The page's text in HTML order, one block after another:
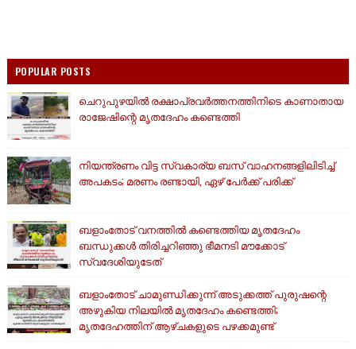
POPULAR POSTS
ചെറുപുഴയിൽ രക്ഷാപ്രവർത്തനത്തിനിടെ കാണാതായ
രാജേഷിന്റെ മൃതദേഹം കണ്ടെത്തി
നിയന്ത്രണം വിട്ട സ്വകാര്യ ബസ് വാഹനങ്ങളിലിടിച്ച്
അപകടം; മരണം രണ്ടായി, ഏഴ് പേർക്ക് പരിക്ക്
ബളാംതോട് വനത്തിൽ കണ്ടെത്തിയ മൃതദേഹം
ബന്ധുക്കൾ തിരിച്ചറിഞ്ഞു ഭീമനടി മൗക്കോട്
സ്വദേശിയുടേത്
ബളാംതോട് ചാമുണ്ഡിക്കുന്ന് അടുക്കത്ത് പുരുഷന്റെ
അഴുകിയ നിലയില്‍ മൃതദേഹം കണ്ടെത്തി;
മൃതദേഹത്തിന് ആഴ്ചകളുടെ പഴക്കമുണ്ട്